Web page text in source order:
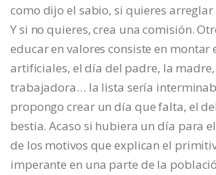
como dijo el sabio, si quieres
Y si no quieres, crea una comisión.
educar en valores consiste en montar
artificiales, el día del padre, la
trabajadora… la lista sería
propongo crear un día que falta, el
bestia. Acaso si hubiera un día para
de los motivos que explican el
imperante en una parte de la